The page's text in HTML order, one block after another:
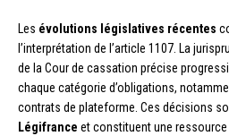
Les évolutions législatives récentes
l’interprétation de l’article 1107. La
de la Cour de cassation précise
chaque catégorie d’obligations,
contrats de plateforme. Ces décisions
Légifrance et constituent une